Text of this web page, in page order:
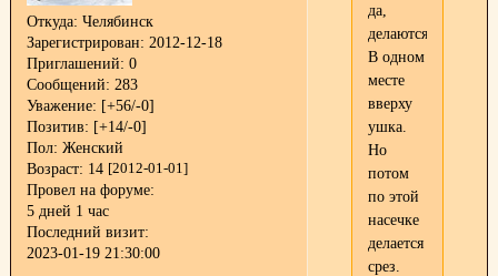
Откуда: Челябинск
Зарегистрирован: 2012-12-18
Приглашений: 0
Сообщений: 283
Уважение: [+56/-0]
Позитив: [+14/-0]
Пол: Женский
Возраст: 14 [2012-01-01]
Провел на форуме:
5 дней 1 час
Последний визит:
2023-01-19 21:30:00
да,
делаются.
В одном
месте
вверху
ушка.
Но
потом
по этой
насечке
делается
срез.